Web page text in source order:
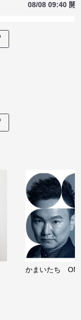
08/08 09:40 開
かまいたち